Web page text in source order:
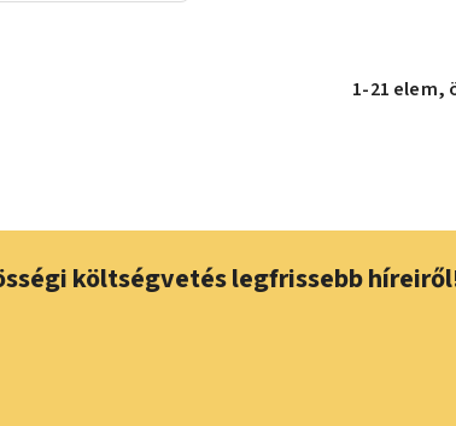
1-21 elem,
költségvetés legfrissebb